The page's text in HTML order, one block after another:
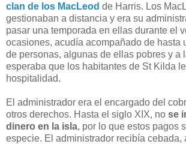
clan de los MacLeod de Harris. Los
gestionaban a distancia y era su
pasar una temporada en ellas durante el
ocasiones, acudía acompañado de hasta
de personas, algunas de ellas pobres y a
esperaba que los habitantes de St Kilda
hospitalidad.
El administrador era el encargado del
otros derechos. Hasta el siglo XIX, no se
dinero en la isla, por lo que estos pagos
especie. El administrador recibía cebada,